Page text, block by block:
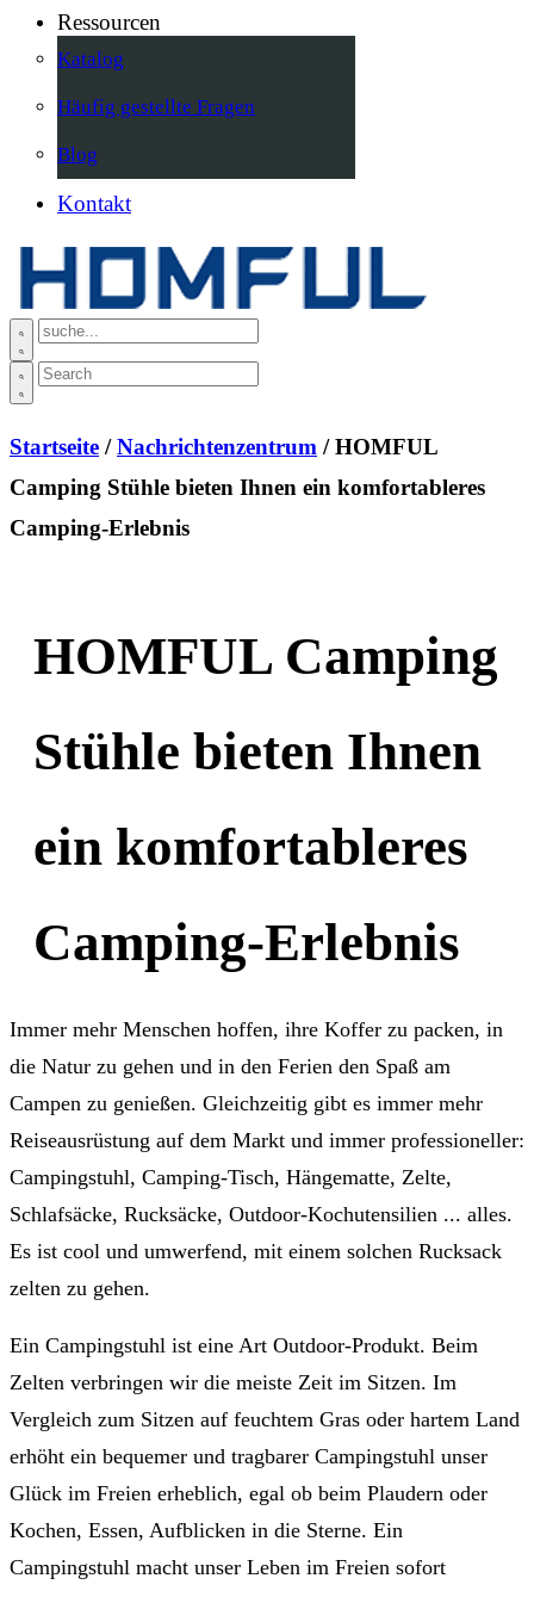
Ressourcen
Katalog
Häufig gestellte Fragen
Blog
Kontakt
Startseite /Nachrichtenzentrum / HOMFUL
Camping Stühle bieten Ihnen ein komfortableres
Camping-Erlebnis
HOMFUL Camping
Stühle bieten Ihnen
ein komfortableres
Camping-Erlebnis
Immer mehr Menschen hoffen, ihre Koffer zu packen, in
die Natur zu gehen und in den Ferien den Spaß am
Campen zu genießen. Gleichzeitig gibt es immer mehr
Reiseausrüstung auf dem Markt und immer professioneller:
Campingstuhl, Camping-Tisch, Hängematte, Zelte,
Schlafsäcke, Rucksäcke, Outdoor-Kochutensilien ... alles.
Es ist cool und umwerfend, mit einem solchen Rucksack
zelten zu gehen.
Ein Campingstuhl ist eine Art Outdoor-Produkt. Beim
Zelten verbringen wir die meiste Zeit im Sitzen. Im
Vergleich zum Sitzen auf feuchtem Gras oder hartem Land
erhöht ein bequemer und tragbarer Campingstuhl unser
Glück im Freien erheblich, egal ob beim Plaudern oder
Kochen, Essen, Aufblicken in die Sterne. Ein
Campingstuhl macht unser Leben im Freien sofort